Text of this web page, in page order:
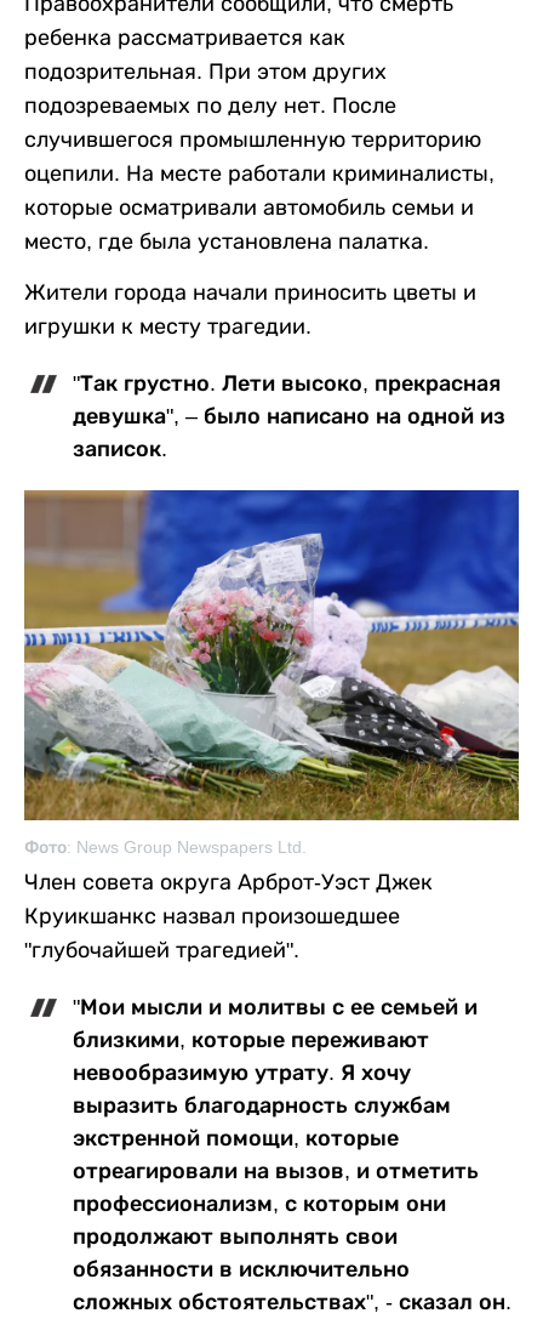
ребенка рассматривается как
подозрительная. При этом других
подозреваемых по делу нет. После
случившегося промышленную территорию
оцепили. На месте работали криминалисты,
которые осматривали автомобиль семьи и
место, где была установлена палатка.
Жители города начали приносить цветы и
игрушки к месту трагедии.
"Так грустно. Лети высоко, прекрасная
девушка", – было написано на одной из
записок.
Фото: News Group Newspapers Ltd.
Член совета округа Арброт-Уэст Джек
Круикшанкс назвал произошедшее
"глубочайшей трагедией".
"Мои мысли и молитвы с ее семьей и
близкими, которые переживают
невообразимую утрату. Я хочу
выразить благодарность службам
экстренной помощи, которые
отреагировали на вызов, и отметить
профессионализм, с которым они
продолжают выполнять свои
обязанности в исключительно
сложных обстоятельствах", - сказал он.